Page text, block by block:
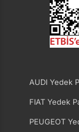
AUDI Yedek
FIAT Yedek
PEUGEOT